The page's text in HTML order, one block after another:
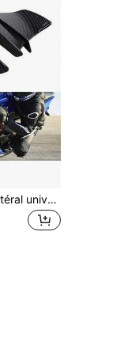
Déflecteur de vent latéral universel pour , aileron latéral de voiture de course, carénage de flux d'air universel, plaque de turbulence de vent latéral, aile de flux d'air